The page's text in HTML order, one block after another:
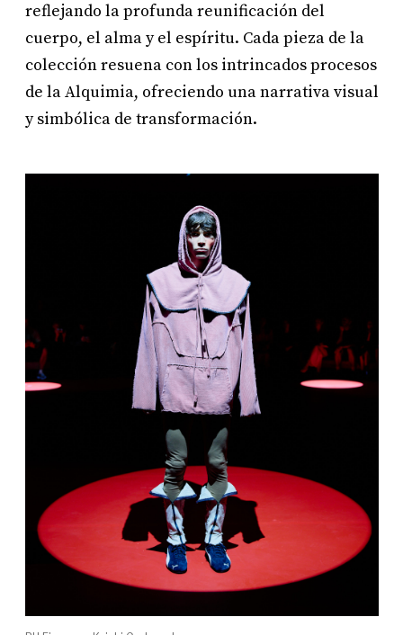
reflejando la profunda reunificación del
cuerpo, el alma y el espíritu. Cada pieza de la
colección resuena con los intrincados procesos
de la Alquimia, ofreciendo una narrativa visual
y simbólica de transformación.